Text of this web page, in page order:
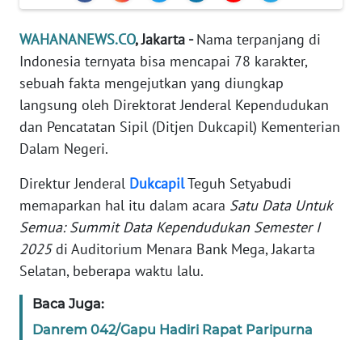
WAHANANEWS.CO, Jakarta -Nama terpanjang di
Indonesia ternyata bisa mencapai 78 karakter,
sebuah fakta mengejutkan yang diungkap
langsung oleh Direktorat Jenderal Kependudukan
dan Pencatatan Sipil (Ditjen Dukcapil) Kementerian
Dalam Negeri.
Direktur Jenderal DukcapilTeguh Setyabudi
memaparkan hal itu dalam acara Satu Data Untuk
Semua: Summit Data Kependudukan Semester I
2025di Auditorium Menara Bank Mega, Jakarta
Selatan, beberapa waktu lalu.
Baca Juga:
Danrem 042/Gapu Hadiri Rapat Paripurna
OPINI
EDITORIAL
Informasi
INDEKS
BERITA
KAMI
INFO
IKLAN
KAMI